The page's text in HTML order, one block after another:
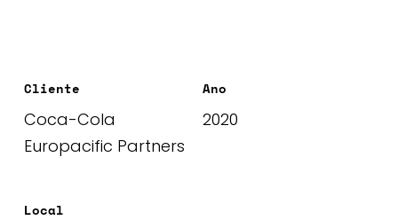
Cliente
Coca-Cola
Europacific Partners
Ano
2020
Local